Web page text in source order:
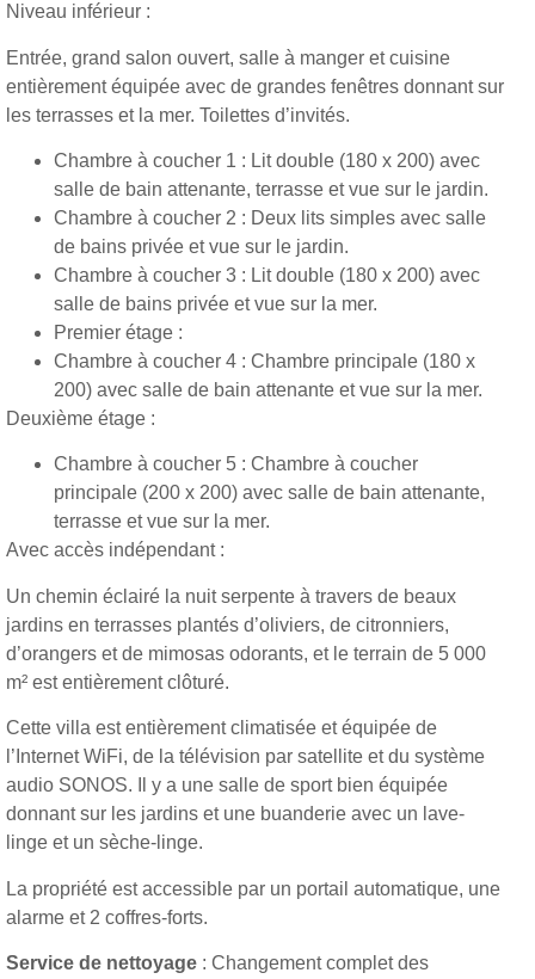
Niveau inférieur :
Entrée, grand salon ouvert, salle à manger et cuisine
entièrement équipée avec de grandes fenêtres donnant sur
les terrasses et la mer. Toilettes d’invités.
Chambre à coucher 1 : Lit double (180 x 200) avec
salle de bain attenante, terrasse et vue sur le jardin.
Chambre à coucher 2 : Deux lits simples avec salle
de bains privée et vue sur le jardin.
Chambre à coucher 3 : Lit double (180 x 200) avec
salle de bains privée et vue sur la mer.
Premier étage :
Chambre à coucher 4 : Chambre principale (180 x
200) avec salle de bain attenante et vue sur la mer.
Deuxième étage :
Chambre à coucher 5 : Chambre à coucher
principale (200 x 200) avec salle de bain attenante,
terrasse et vue sur la mer.
Avec accès indépendant :
Un chemin éclairé la nuit serpente à travers de beaux
jardins en terrasses plantés d’oliviers, de citronniers,
d’orangers et de mimosas odorants, et le terrain de 5 000
m² est entièrement clôturé.
Cette villa est entièrement climatisée et équipée de
l’Internet WiFi, de la télévision par satellite et du système
audio SONOS. Il y a une salle de sport bien équipée
donnant sur les jardins et une buanderie avec un lave-
linge et un sèche-linge.
La propriété est accessible par un portail automatique, une
alarme et 2 coffres-forts.
Service de nettoyage : Changement complet des